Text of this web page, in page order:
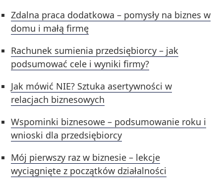
Zdalna praca dodatkowa – pomysły na biznes w
domu i małą firmę
Rachunek sumienia przedsiębiorcy – jak
podsumować cele i wyniki firmy?
Jak mówić NIE? Sztuka asertywności w
relacjach biznesowych
Wspominki biznesowe – podsumowanie roku i
wnioski dla przedsiębiorcy
Mój pierwszy raz w biznesie – lekcje
wyciągnięte z początków działalności